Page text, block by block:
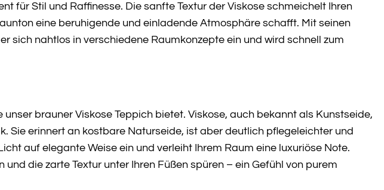
für Stil und Raffinesse. Die sanfte Textur der Viskose schmeichelt Ihren
eine beruhigende und einladende Atmosphäre schafft. Mit seinen
sich nahtlos in verschiedene Raumkonzepte ein und wird schnell zum
brauner Viskose Teppich bietet. Viskose, auch bekannt als Kunstseide,
Sie erinnert an kostbare Naturseide, ist aber deutlich pflegeleichter und
auf elegante Weise ein und verleiht Ihrem Raum eine luxuriöse Note.
die zarte Textur unter Ihren Füßen spüren – ein Gefühl von purem